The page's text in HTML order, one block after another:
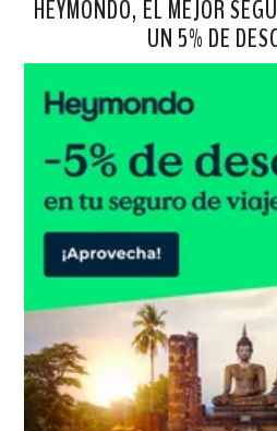
HEYMONDO, EL MEJOR
UN 5% DE